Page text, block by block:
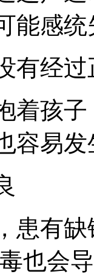
能感
经过
孩子
容易
有缺
也会